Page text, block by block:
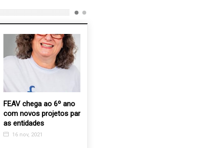
FEAV chega ao 6º ano
com novos projetos para
as entidades
16 nov, 2021